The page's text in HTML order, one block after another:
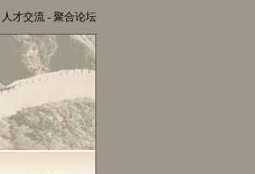
人才交流 - 聚合论坛